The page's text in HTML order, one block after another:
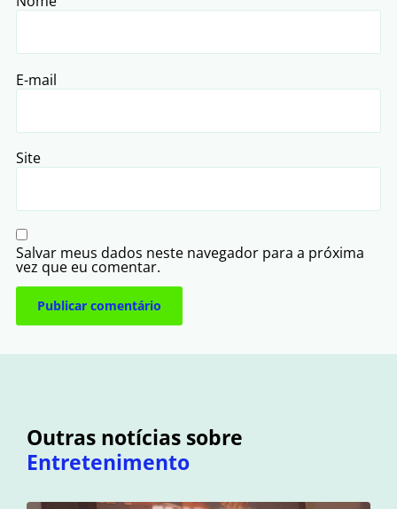
E-mail
Site
Salvar meus dados neste navegador para a próxima
vez que eu comentar.
Outras notícias sobre
Entretenimento